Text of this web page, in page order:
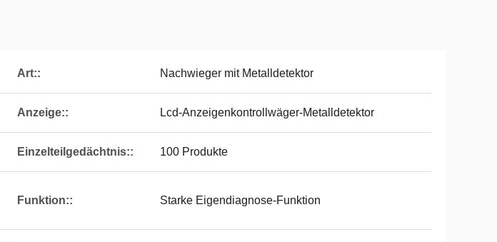
Art:: Nachwieger mit Metalldetektor
Anzeige:: Lcd-Anzeigenkontrollwäger-Metalldetektor
Einzelteilgedächtnis:: 100 Produkte
Funktion:: Starke Eigendiagnose-Funktion